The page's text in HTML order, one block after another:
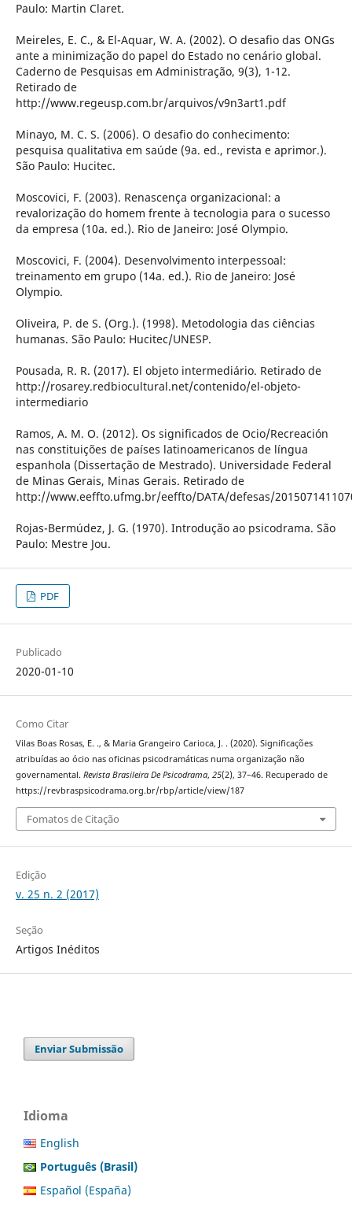
Paulo: Martin Claret.
Meireles, E. C., & El-Aquar, W. A. (2002). O desafio das ONGs
ante a minimização do papel do Estado no cenário global.
Caderno de Pesquisas em Administração, 9(3), 1-12.
Retirado de
http://www.regeusp.com.br/arquivos/v9n3art1.pdf
Minayo, M. C. S. (2006). O desafio do conhecimento:
pesquisa qualitativa em saúde (9a. ed., revista e aprimor.).
São Paulo: Hucitec.
Moscovici, F. (2003). Renascença organizacional: a
revalorização do homem frente à tecnologia para o sucesso
da empresa (10a. ed.). Rio de Janeiro: José Olympio.
Moscovici, F. (2004). Desenvolvimento interpessoal:
treinamento em grupo (14a. ed.). Rio de Janeiro: José
Olympio.
Oliveira, P. de S. (Org.). (1998). Metodologia das ciências
humanas. São Paulo: Hucitec/UNESP.
Pousada, R. R. (2017). El objeto intermediário. Retirado de
http://rosarey.redbiocultural.net/contenido/el-objeto-
intermediario
Ramos, A. M. O. (2012). Os significados de Ocio/Recreación
nas constituições de países latinoamericanos de língua
espanhola (Dissertação de Mestrado). Universidade Federal
de Minas Gerais, Minas Gerais. Retirado de
http://www.eeffto.ufmg.br/eeffto/DATA/defesas/
Rojas-Bermúdez, J. G. (1970). Introdução ao psicodrama. São
Paulo: Mestre Jou.
PDF
Publicado
2020-01-10
Como Citar
Vilas Boas Rosas, E. ., & Maria Grangeiro Carioca, J. . (2020). Significações
atribuídas ao ócio nas oficinas psicodramáticas numa organização não
governamental. Revista Brasileira De Psicodrama, 25(2), 37–46. Recuperado de
https://revbraspsicodrama.org.br/rbp/article/view/187
Fomatos de Citação
Edição
v. 25 n. 2 (2017)
Seção
Artigos Inéditos
Enviar Submissão
Idioma
English
Português (Brasil)
Español (España)